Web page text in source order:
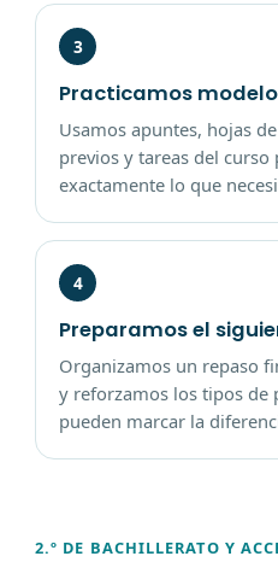
3
Practicamos
Usamos apuntes, hojas
previos y tareas del curso
exactamente lo que
4
Preparamos el
Organizamos un repaso
y reforzamos los tipos de
pueden marcar la
2.º DE BACHILLERATO Y